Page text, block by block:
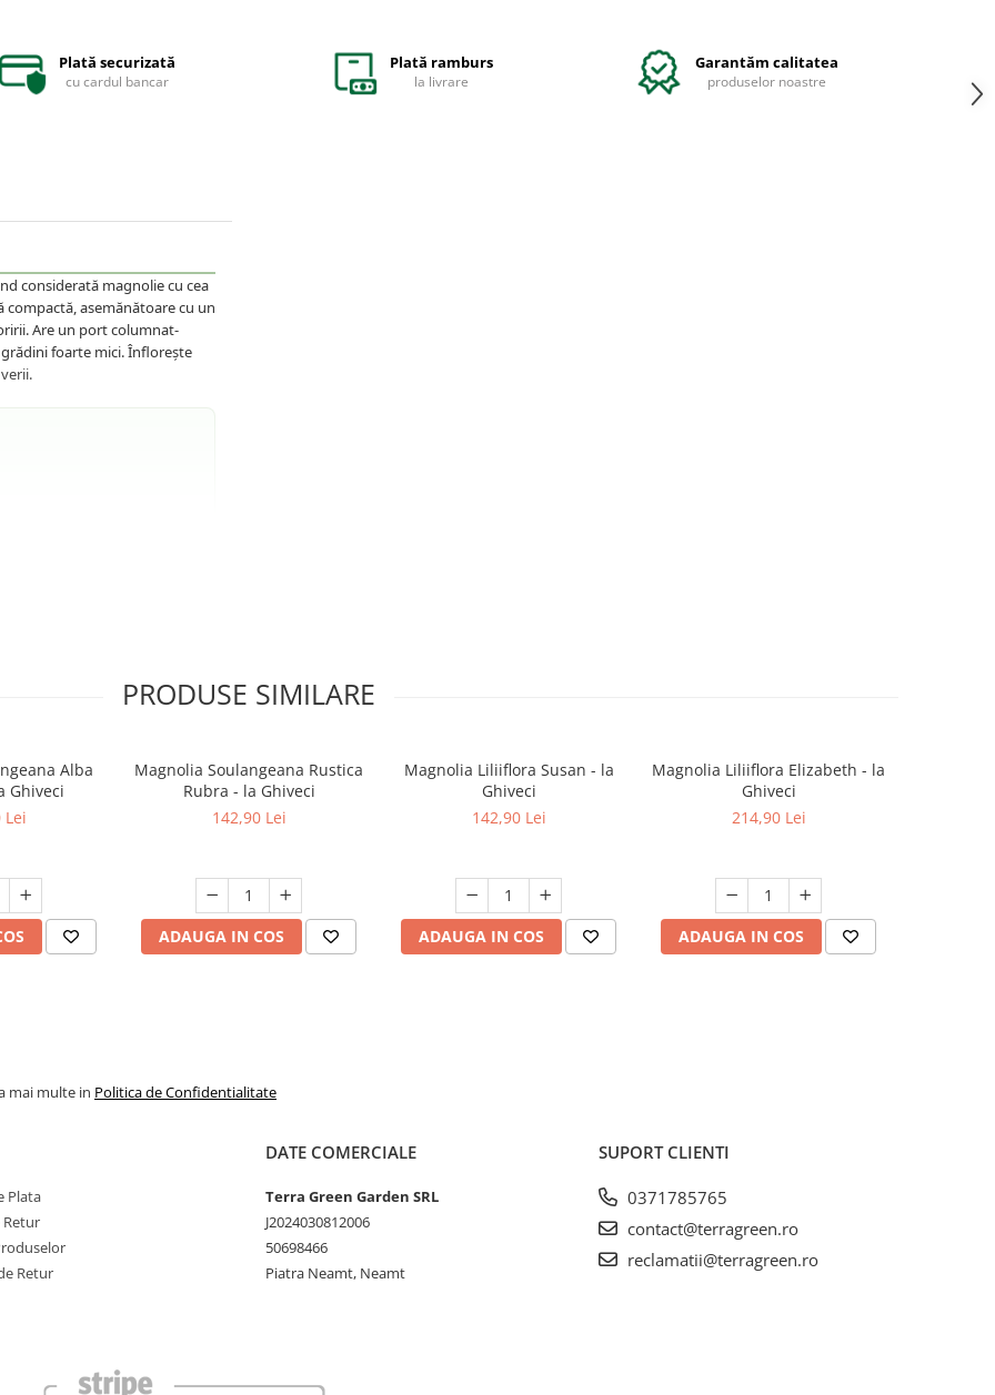
Plată securizată
cu cardul bancar
Plată ramburs
la livrare
Garantăm calitatea
produselor noastre
considerată magnolie cu cea
asemănătoare cu un
Are un port columnat-
foarte mici. Înflorește
înflorirea dublă.PRODUSE SIMILARE
Alba
Ghiveci
Lei
Magnolia Soulangeana Rustica
Rubra - la Ghiveci
142,90 Lei
ADAUGA IN COS
Magnolia Liliiflora Susan - la
Ghiveci
142,90 Lei
ADAUGA IN COS
Magnolia Liliiflora Elizabeth - la
Ghiveci
214,90 Lei
ADAUGA IN COS
mai multe in Politica de Confidentialitate
Plata
Retur
Retur
DATE COMERCIALE
Terra Green Garden SRL
J2024030812006
50698466
Piatra Neamt, Neamt
SUPORT CLIENTI
0371785765
contact@terragreen.ro
reclamatii@terragreen.ro